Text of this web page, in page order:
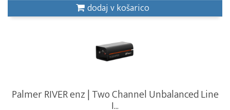
dodaj v košarico
Palmer RIVER enz | Two Channel Unbalanced Line
I...